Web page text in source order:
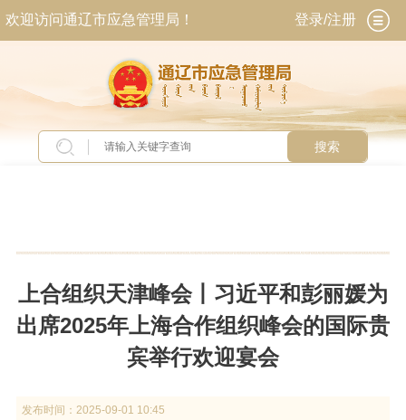
欢迎访问通辽市应急管理局！ 登录/注册
搜索
上合组织天津峰会丨习近平和彭丽媛为
出席2025年上海合作组织峰会的国际贵
宾举行欢迎宴会
发布时间： 2025-09-01 10:45